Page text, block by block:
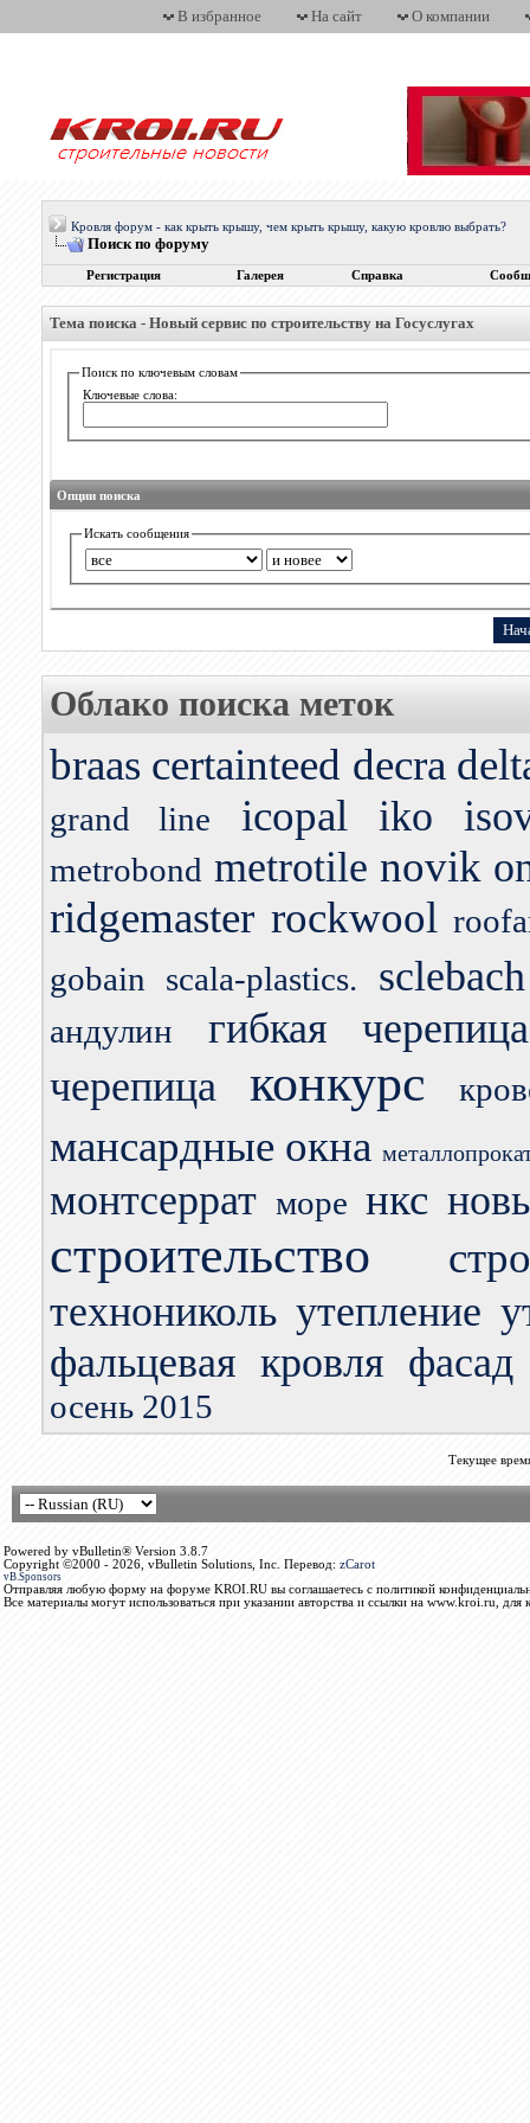
В избранное На сайт О компании
Кровля форум - как крыть крышу, чем крыть крышу, какую кровлю выбрать?
Поиск по форуму
Регистрация Галерея Справка
Тема поиска - Новый сервис по строительству на Госуслугах
Поиск по ключевым словам
Ключевые слова:
Опции поиска
Искать сообщения
Облако поиска меток
braas certainteed decra
grand line icopal iko
metrobond metrotile novik
ridgemaster rockwool
gobain
scala-plastics. sclebach
андулин
гибкая черепица
черепица
конкурс
мансардные окна
монтсеррат море нкс
строительство
технониколь утепление
фальцевая кровля фасад
осень 2015
Текущее
Powered by vBulletin® Version 3.8.7
Copyright ©2000 - 2026, vBulletin Solutions, Inc. Перевод: zCarot
vB.Sponsors
Отправляя любую форму на форуме KROI.RU вы соглашаетесь с политикой
Все материалы могут использоваться при указании авторства и ссылки на www.kroi.ru, для